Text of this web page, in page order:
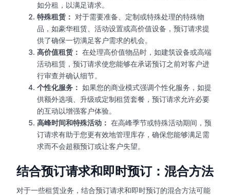
如分租，以满足请求。
特殊租赁： 对于需要准备、定制或特殊处理的特殊物
品，如豪华租赁、活动设置或高价值设备，预订请求提
供了确保一切满足客户需求的机会。
高价值租赁： 在处理高价值物品时，如建筑设备或高端
活动租赁，预订请求使您能够在承诺预订之前对客户进
行审查并确认细节。
个性化服务： 如果您的商业模式强调个性化服务，如提
供额外选项、升级或定制租赁套餐，预订请求允许必要
的互动以增强客户体验。
高峰时间和特殊活动： 在高峰季节或特殊活动期间，预
订请求有助于您更有效地管理库存，确保您能够满足需
求而不会超额预订或让客户失望。
结合预订请求和即时预订：混合方法
对于一些租赁业务，结合预订请求和即时预订的混合方法可能